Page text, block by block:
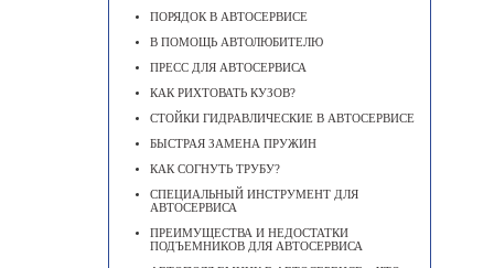
ПОРЯДОК В АВТОСЕРВИСЕ
В ПОМОЩЬ АВТОЛЮБИТЕЛЮ
ПРЕСС ДЛЯ АВТОСЕРВИСА
КАК РИХТОВАТЬ КУЗОВ?
СТОЙКИ ГИДРАВЛИЧЕСКИЕ В АВТОСЕРВИСЕ
БЫСТРАЯ ЗАМЕНА ПРУЖИН
КАК СОГНУТЬ ТРУБУ?
СПЕЦИАЛЬНЫЙ ИНСТРУМЕНТ ДЛЯ
АВТОСЕРВИСА
ПРЕИМУЩЕСТВА И НЕДОСТАТКИ
ПОДЪЕМНИКОВ ДЛЯ АВТОСЕРВИСА